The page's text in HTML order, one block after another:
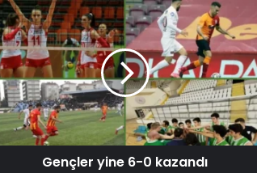
Gençler yine 6-0 kazandı